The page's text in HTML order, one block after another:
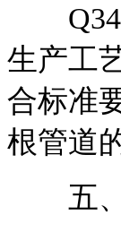
生产工
合标准
根管道
五、